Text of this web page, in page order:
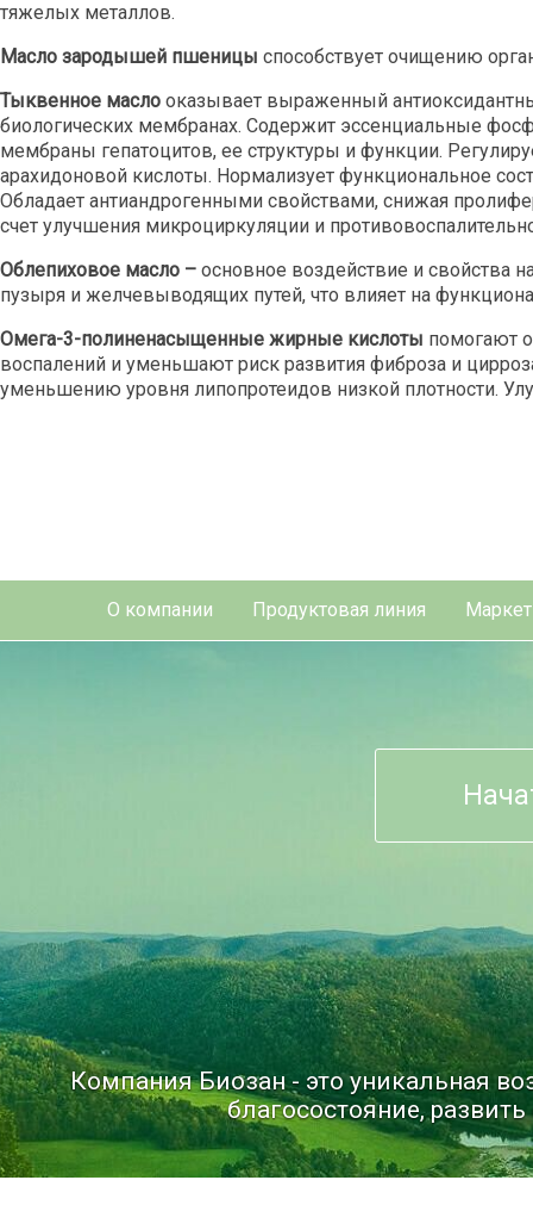
тяжелых металлов.
Масло зародышей пшеницы способствует очищению
Тыквенное масло оказывает выраженный
биологических мембранах. Содержит эссенциальные
мембраны гепатоцитов, ее структуры и функции.
арахидоновой кислоты. Нормализует функциональное
Обладает антиандрогенными свойствами, снижая
счет улучшения микроциркуляции и
Облепиховое масло – основное воздействие и свойства
пузыря и желчевыводящих путей, что влияет на
Омега-3-полиненасыщенные жирные кислоты помогают
воспалений и уменьшают риск развития фиброза и
уменьшению уровня липопротеидов низкой плотности.
О компании Продуктовая линия
Компания Биозан - это уникальная
благосостояние,